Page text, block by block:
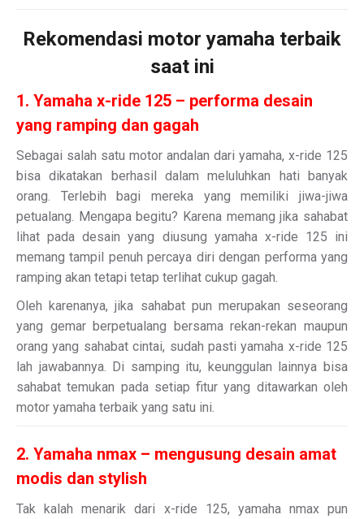
Rekomendasi motor yamaha terbaik
saat ini
1. Yamaha x-ride 125 – performa desain
yang ramping dan gagah
Sebagai salah satu motor andalan dari yamaha, x-ride 125
bisa dikatakan berhasil dalam meluluhkan hati banyak
orang. Terlebih bagi mereka yang memiliki jiwa-jiwa
petualang. Mengapa begitu? Karena memang jika sahabat
lihat pada desain yang diusung yamaha x-ride 125 ini
memang tampil penuh percaya diri dengan performa yang
ramping akan tetapi tetap terlihat cukup gagah.
Oleh karenanya, jika sahabat pun merupakan seseorang
yang gemar berpetualang bersama rekan-rekan maupun
orang yang sahabat cintai, sudah pasti yamaha x-ride 125
lah jawabannya. Di samping itu, keunggulan lainnya bisa
sahabat temukan pada setiap fitur yang ditawarkan oleh
motor yamaha terbaik yang satu ini.
2. Yamaha nmax – mengusung desain amat
modis dan stylish
Tak kalah menarik dari x-ride 125, yamaha nmax pun